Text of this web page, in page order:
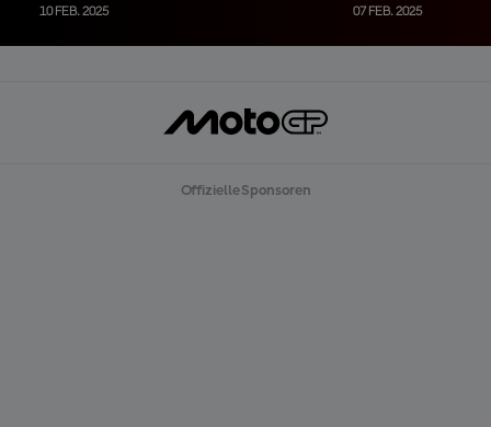
10 FEB. 2025 07 FEB. 2025
Offizielle Sponsoren